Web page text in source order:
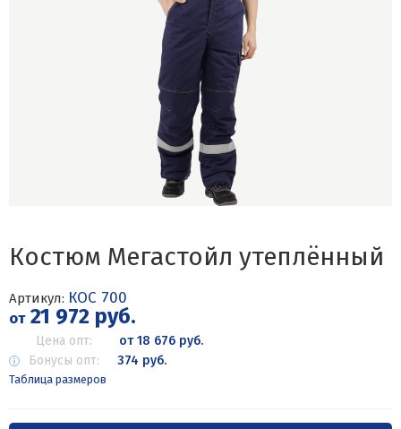
Костюм Мегастойл утеплённый
Артикул: КОС 700
от21 972 руб.
Цена опт:
от 18 676 руб.
Бонусы опт:
374 руб.
Таблица размеров